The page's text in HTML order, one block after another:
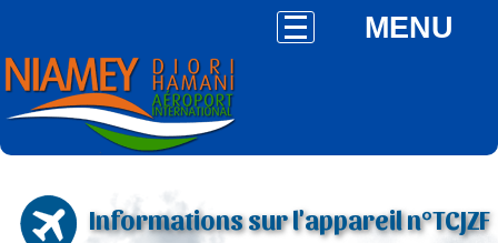
MENU
Informations sur l'appareil n°TCJZF